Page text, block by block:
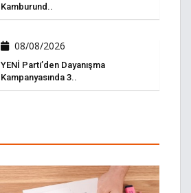
Kamburund..
08/08/2026
YENİ Parti’den Dayanışma
Kampanyasında 3..